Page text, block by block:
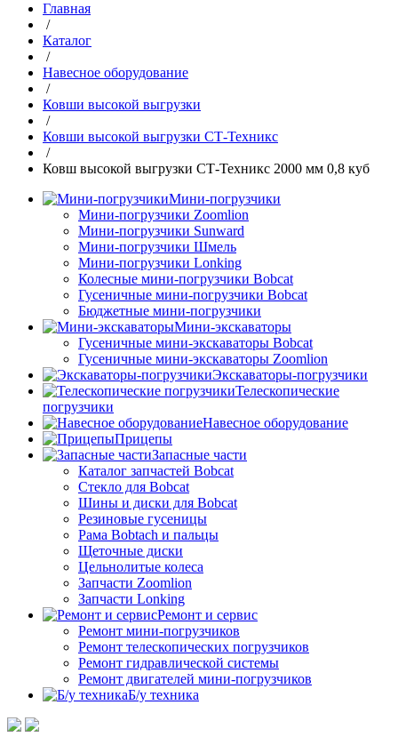
Главная
/
Каталог
/
Навесное оборудование
/
Ковши высокой выгрузки
/
Ковши высокой выгрузки СТ-Техникс
/
Ковш высокой выгрузки СТ-Техникс 2000 мм 0,8 куб
Мини-погрузчики
Мини-погрузчики Zoomlion
Мини-погрузчики Sunward
Мини-погрузчики Шмель
Мини-погрузчики Lonking
Колесные мини-погрузчики Bobcat
Гусеничные мини-погрузчики Bobcat
Бюджетные мини-погрузчики
Мини-экскаваторы
Гусеничные мини-экскаваторы Bobcat
Гусеничные мини-экскаваторы Zoomlion
Экскаваторы-погрузчики
Телескопические
погрузчики
Навесное оборудование
Прицепы
Запасные части
Каталог запчастей Bobcat
Стекло для Bobcat
Шины и диски для Bobcat
Резиновые гусеницы
Рама Bobtach и пальцы
Щеточные диски
Цельнолитые колеса
Запчасти Zoomlion
Запчасти Lonking
Ремонт и сервис
Ремонт мини-погрузчиков
Ремонт телескопических погрузчиков
Ремонт гидравлической системы
Ремонт двигателей мини-погрузчиков
Б/у техника